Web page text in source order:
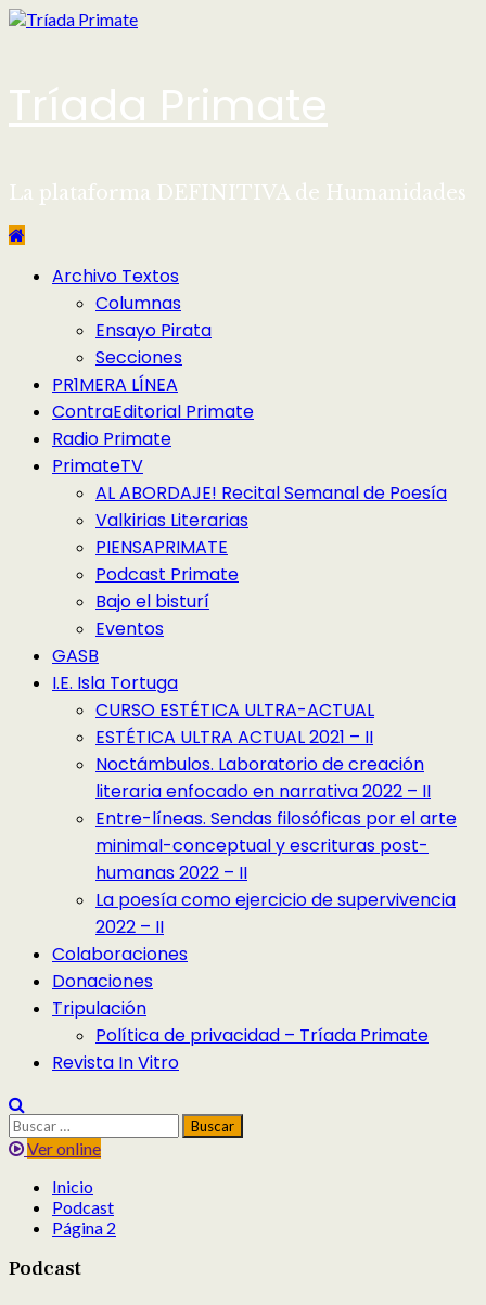
Saltar
Tríada Primate
La plataforma DEFINITIVA de Humanidades
Menú Archivo Textos
Columnas
Ensayo Pirata
Secciones
PR1MERA LÍNEA
ContraEditorial Primate
Radio Primate
PrimateTV
AL ABORDAJE! Recital Semanal de Poesía
Valkirias Literarias
PIENSAPRIMATE
Podcast Primate
Bajo el bisturí
Eventos
GASB
I.E. Isla Tortuga
CURSO ESTÉTICA ULTRA-ACTUAL
ESTÉTICA ULTRA ACTUAL 2021 – II
Noctámbulos. Laboratorio de creación
literaria enfocado en narrativa 2022 – II
Entre-líneas. Sendas filosóficas por el arte
minimal-conceptual y escrituras post-
humanas 2022 – II
La poesía como ejercicio de supervivencia
2022 – II
Colaboraciones
Donaciones
Tripulación
Política de privacidad – Tríada Primate
Revista In Vitro
Buscar:
Ver online
Inicio
Podcast
Página 2
Podcast